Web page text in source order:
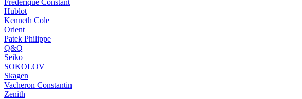
Frederique Constant
Hublot
Kenneth Cole
Orient
Patek Philippe
Q&Q
Seiko
SOKOLOV
Skagen
Vacheron Constantin
Zenith